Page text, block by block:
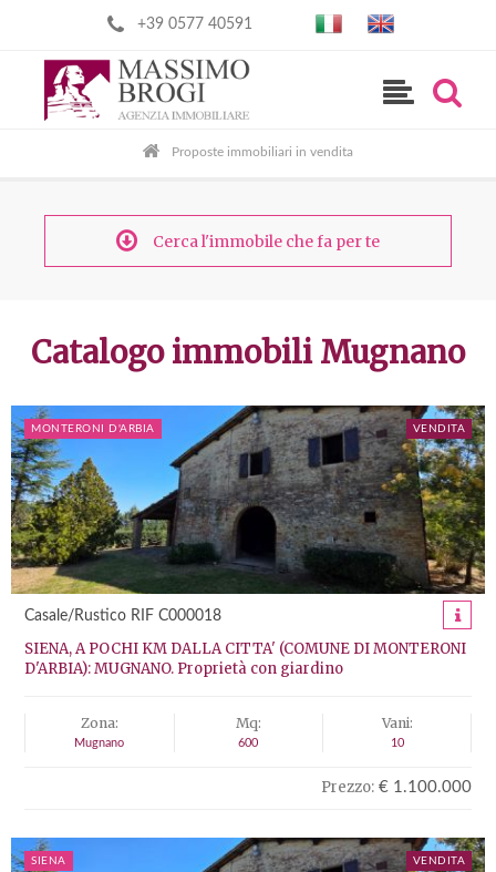
+39 0577 40591
Proposte immobiliari in vendita
Cerca l'immobile che fa per te
Catalogo immobili Mugnano
MONTERONI D'ARBIA VENDITA
Casale/Rustico RIF C000018
SIENA, A POCHI KM DALLA CITTA' (COMUNE DI MONTERONI
D'ARBIA): MUGNANO. Proprietà con giardino
Zona:
Mugnano
Mq:
600
Vani:
10
Prezzo: € 1.100.000
SIENA VENDITA